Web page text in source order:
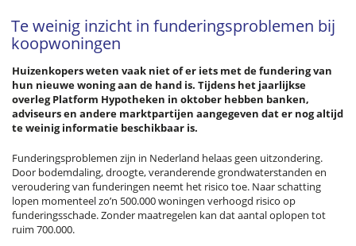
Te weinig inzicht in funderingsproblemen bij
koopwoningen
Huizenkopers weten vaak niet of er iets met de fundering van
hun nieuwe woning aan de hand is. Tijdens het jaarlijkse
overleg Platform Hypotheken in oktober hebben banken,
adviseurs en andere marktpartijen aangegeven dat er nog altijd
te weinig informatie beschikbaar is.
Funderingsproblemen zijn in Nederland helaas geen uitzondering.
Door bodemdaling, droogte, veranderende grondwaterstanden en
veroudering van funderingen neemt het risico toe. Naar schatting
lopen momenteel zo’n 500.000 woningen verhoogd risico op
funderingsschade. Zonder maatregelen kan dat aantal oplopen tot
ruim 700.000.